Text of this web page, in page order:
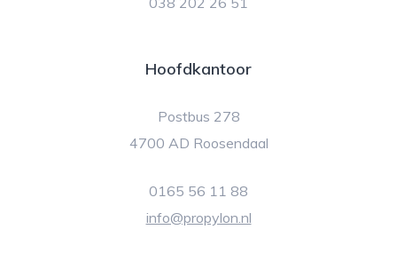
Hoofdkantoor
Postbus 278
4700 AD Roosendaal
0165 56 11 88
info@propylon.nl